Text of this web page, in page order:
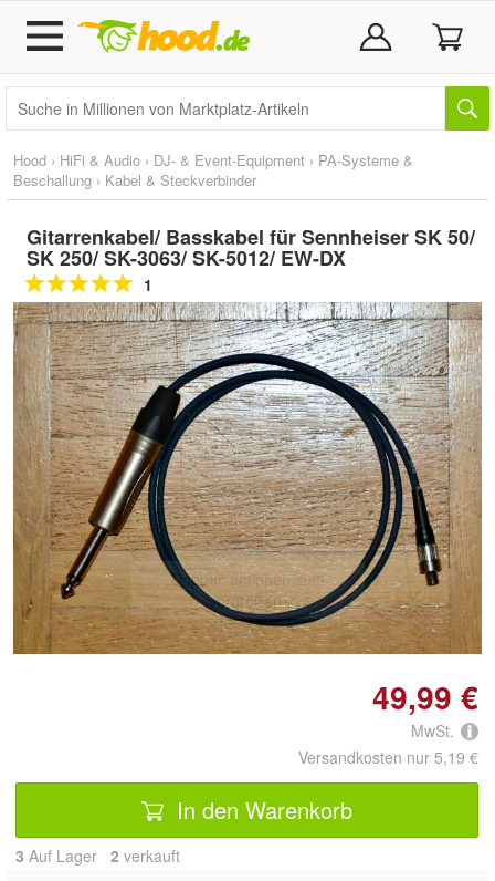
Hood › HiFi & Audio › DJ- & Event-Equipment › PA-Systeme &
Beschallung › Kabel & Steckverbinder
Gitarrenkabel/ Basskabel für Sennheiser SK 50/
SK 250/ SK-3063/ SK-5012/ EW-DX
1
Doppelt antippen zum
vergrößern
49,99 €
MwSt.
Versandkosten nur 5,19 €
In den Warenkorb
3 Auf Lager 2 verkauft